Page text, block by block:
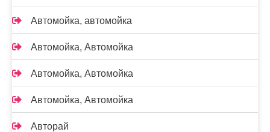
Автомойка, автомойка
Автомойка, Автомойка
Автомойка, Автомойка
Автомойка, Автомойка
Авторай